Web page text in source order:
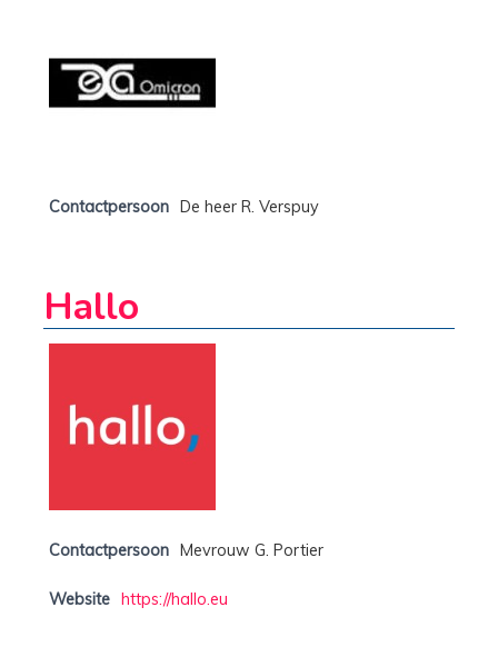
Contactpersoon De heer R. Verspuy
Hallo
Contactpersoon Mevrouw G. Portier
Website https://hallo.eu